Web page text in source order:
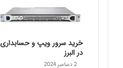
خرید سرور ویپ و حسابداری
در البرز
2 دسامبر 2024